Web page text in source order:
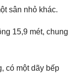
sân nhỏ khác.
15,9 mét, chung
có một dãy bếp